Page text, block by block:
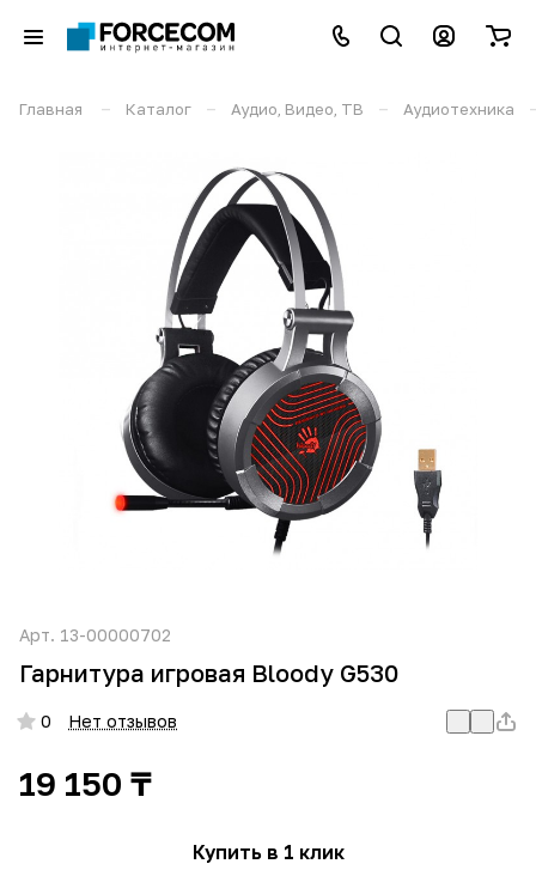
Главная – Каталог – Аудио, Видео, ТВ – Аудиотехника
Арт. 13-00000702
Гарнитура игровая Bloody G530
0 Нет отзывов
19 150 ₸
Купить в 1 клик